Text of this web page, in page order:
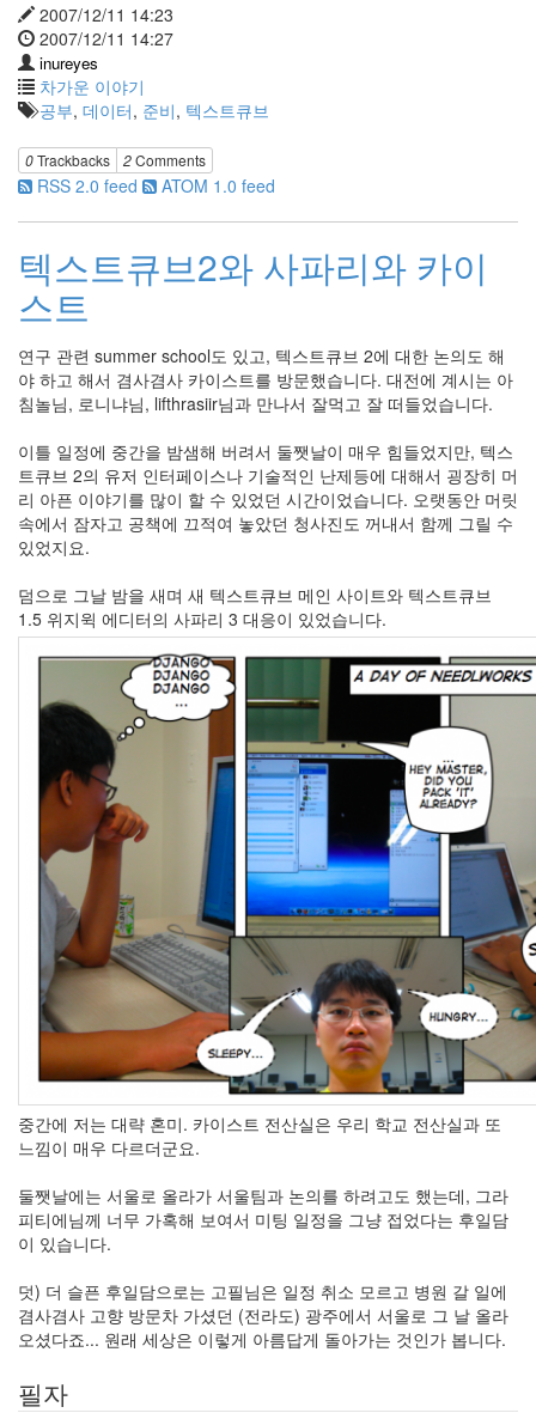
2007/12/11 14:23
2007/12/11 14:27
inureyes
차가운 이야기
공부, 데이터, 준비, 텍스트큐브
0Trackbacks 2Comments
RSS 2.0 feed ATOM 1.0 feed
텍스트큐브2와 사파리와 카이
스트
연구 관련 summer school도 있고, 텍스트큐브 2에 대한 논의도 해
야 하고 해서 겸사겸사 카이스트를 방문했습니다. 대전에 계시는 아
침놀님, 로니냐님, lifthrasiir님과 만나서 잘먹고 잘 떠들었습니다.
이틀 일정에 중간을 밤샘해 버려서 둘쨋날이 매우 힘들었지만, 텍스
트큐브 2의 유저 인터페이스나 기술적인 난제등에 대해서 굉장히 머
리 아픈 이야기를 많이 할 수 있었던 시간이었습니다. 오랫동안 머릿
속에서 잠자고 공책에 끄적여 놓았던 청사진도 꺼내서 함께 그릴 수
있었지요.
덤으로 그날 밤을 새며 새 텍스트큐브 메인 사이트와 텍스트큐브
1.5 위지윅 에디터의 사파리 3 대응이 있었습니다.
중간에 저는 대략 혼미. 카이스트 전산실은 우리 학교 전산실과 또
느낌이 매우 다르더군요.
둘쨋날에는 서울로 올라가 서울팀과 논의를 하려고도 했는데, 그라
피티에님께 너무 가혹해 보여서 미팅 일정을 그냥 접었다는 후일담
이 있습니다.
덧) 더 슬픈 후일담으로는 고필님은 일정 취소 모르고 병원 갈 일에
겸사겸사 고향 방문차 가셨던 (전라도) 광주에서 서울로 그 날 올라
오셨다죠... 원래 세상은 이렇게 아름답게 돌아가는 것인가 봅니다.
필자